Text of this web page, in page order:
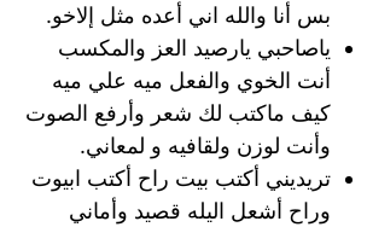
بس أنا والله اني أعده مثل إلاخو.
ياصاحبي يارصيد العز والمكسب
أنت الخوي والفعل ميه علي ميه
كيف ماكتب لك شعر وأرفع الصوت
وأنت لوزن ولقافيه و لمعاني.
تريديني أكتب بيت راح أكتب ابيوت
وراح أشعل اليله قصيد وأماني